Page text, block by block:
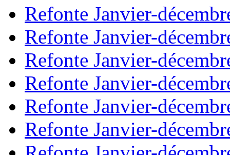
Refonte Janvier-
Refonte Janvier-
Refonte Janvier-
Refonte Janvier-
Refonte Janvier-
Refonte Janvier-